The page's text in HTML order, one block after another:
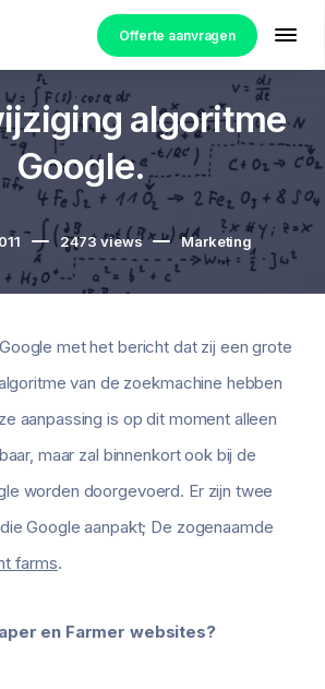
Offerte aanvragen
algoritme
Google.
2473 views Marketing
met het bericht dat zij een grote
van de zoekmachine hebben
aanpassing is op dit moment alleen
maar zal binnenkort ook bij de
worden doorgevoerd. Er zijn twee
Google aanpakt; De zogenaamde
farms.
en Farmer websites?